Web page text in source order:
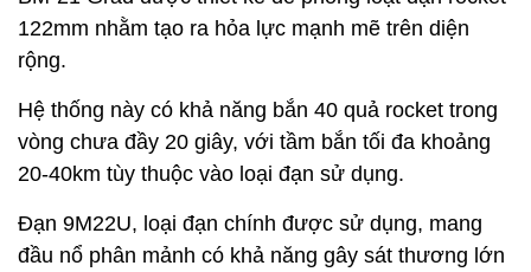
122mm nhằm tạo ra hỏa lực mạnh mẽ trên diện
rộng.
Hệ thống này có khả năng bắn 40 quả rocket trong
vòng chưa đầy 20 giây, với tầm bắn tối đa khoảng
20-40km tùy thuộc vào loại đạn sử dụng.
Đạn 9M22U, loại đạn chính được sử dụng, mang
đầu nổ phân mảnh có khả năng gây sát thương lớn